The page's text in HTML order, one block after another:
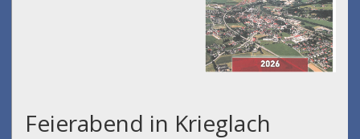
Feierabend in Krieglach